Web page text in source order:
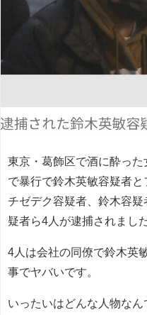
東京・葛飾区で酒に酔っ
で暴行で鈴木英敏容疑者
チゼデク容疑者、鈴木容
疑者ら4人が逮捕されました
4人は会社の同僚で鈴木英
事でヤバいです。
いったいはどんな人物なん